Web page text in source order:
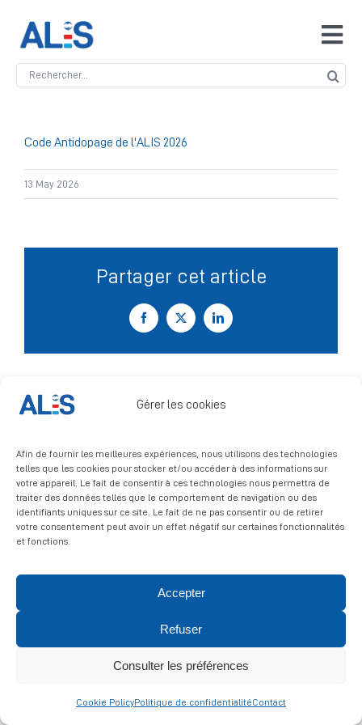
Gérer les cookies
Afin de fournir les meilleures expériences, nous utilisons des technologies
telles que les cookies pour stocker et/ou accéder à des informations sur
votre appareil. Le fait de consentir à ces technologies nous permettra de
traiter des données telles que le comportement de navigation ou des
identifiants uniques sur ce site. Le fait de ne pas consentir ou de retirer
votre consentement peut avoir un effet négatif sur certaines fonctionnalités
et fonctions.
Accepter
Refuser
Consulter les préférences
Cookie PolicyPolitique de confidentialitéContact
content
Search
Accueil
ALIS
Antidopage
Signalement
Code Antidopage de l'ALIS 2026
13 May 2026
Partager cet article
Facebook
X LinkedIn
© 2026 ALIS | All rights reserved
légales